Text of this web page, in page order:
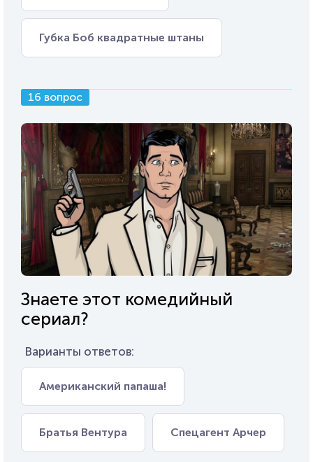
Губка Боб квадратные штаны
16 вопрос
Знаете этот комедийный
сериал?
Варианты ответов:
Американский папаша!
Братья Вентура Спецагент Арчер